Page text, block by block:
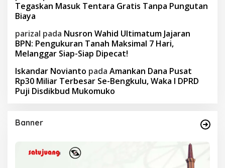
Tegaskan Masuk Tentara Gratis Tanpa Pungutan
Biaya
parizal pada Nusron Wahid Ultimatum Jajaran
BPN: Pengukuran Tanah Maksimal 7 Hari,
Melanggar Siap-Siap Dipecat!
Iskandar Novianto pada Amankan Dana Pusat
Rp30 Miliar Terbesar Se-Bengkulu, Waka I DPRD
Puji Disdikbud Mukomuko
Banner